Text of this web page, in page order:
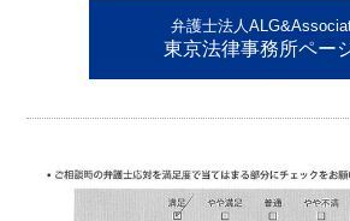
弁護士法人
東京法律事務所ペー